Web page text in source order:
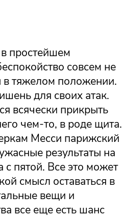
простейшем
совсем не
в тяжелом положении.
для своих атак.
всячески прикрыть
чем-то, в роде щита.
Месси парижский
результаты на
пятой. Все это может
смысл оставаться в
вещи и
все еще есть шанс